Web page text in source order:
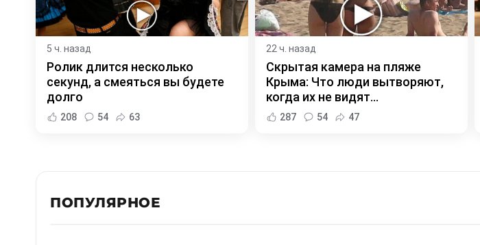
5 ч. назад
Ролик длится несколько
секунд, а смеяться вы будете
долго
208 54 63
22 ч. назад
Скрытая камера на пляже
Крыма: Что люди вытворяют,
когда их не видят...
287 54 47
ПОПУЛЯРНОЕ